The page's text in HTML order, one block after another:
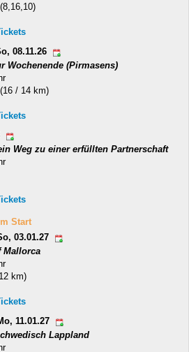
08.11.26
Wochenende (Pirmasens)
/ 14 km)
Weg zu einer erfüllten Partnerschaft
Start
03.01.27
Mallorca
km)
11.01.27
Lappland